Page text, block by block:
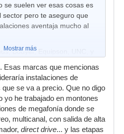
se suelen ver esas cosas es
sector pero te aseguro que
aventaja mucho al
Bouyer, Equipson, UNC, y
a transformador y muchas
uno de los altavoces.
Mostrar más
Esas marcas que mencionas
instalaciones de
se va a precio. Que no digo
yo he trabajado en montones
de megafonía donde se
multicanal, con salida de alta
direct drive... y las etapas